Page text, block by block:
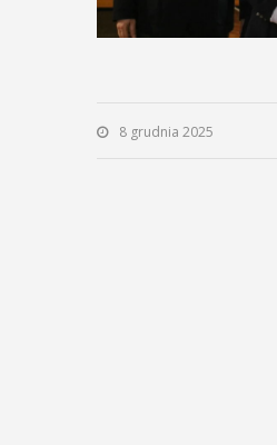
8 grudnia 2025